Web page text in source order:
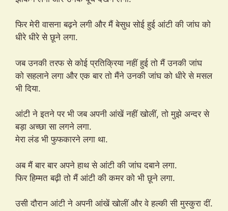
फिर मेरी वासना बढ़ने लगी और मैं बेसुध सोई हुई आंटी की जांघ को
धीरे धीरे से छूने लगा.
जब उनकी तरफ से कोई प्रतिक्रिया नहीं हुई तो मैं उनकी जांघ
को सहलाने लगा और एक बार तो मैंने उनकी जांघ को धीरे से मसल
भी दिया.
आंटी ने इतने पर भी जब अपनी आंखें नहीं खोलीं, तो मुझे अन्दर से
बड़ा अच्छा सा लगने लगा.
मेरा लंड भी फुफकारने लगा था.
अब मैं बार बार अपने हाथ से आंटी की जांघ दबाने लगा.
फिर हिम्मत बढ़ी तो मैं आंटी की कमर को भी छूने लगा.
उसी दौरान आंटी ने अपनी आंखें खोलीं और वे हल्की सी मुस्कुरा दीं.